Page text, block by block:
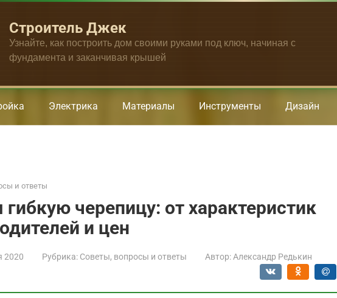
Строитель Джек
Узнайте, как построить дом своими руками под ключ, начиная с
фундамента и заканчивая крышей
Электрика Материалы Инструменты Дизайн
и ответы
черепицу: от характеристик
и цен
2020 Рубрика: Советы, вопросы и ответы Автор: Александр Редькин